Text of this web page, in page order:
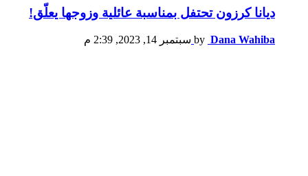
ديانا كرزون تحتفل بمناسبة عائلية وزوجها يعلّق!
by Dana Wahiba سبتمبر 14, 2023, 2:39 م